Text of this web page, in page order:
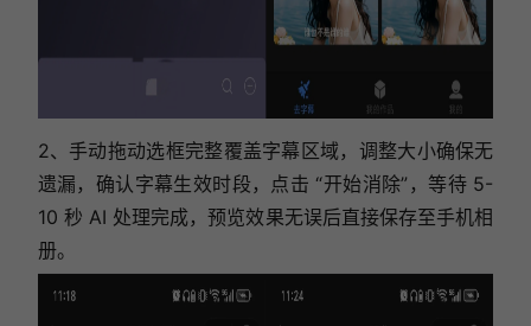
2、手动拖动选框完整覆盖字幕区域，调整大小确保无
遗漏，确认字幕生效时段，点击 “开始消除”，等待 5-
10 秒 AI 处理完成，预览效果无误后直接保存至手机相
册。